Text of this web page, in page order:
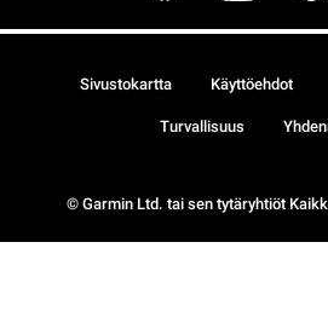
© Garmin Ltd. tai sen tytäryhtiöt
Sivustokartta Käyttöehdot
Turvallisuus